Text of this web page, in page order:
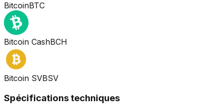
BitcoinBTC
Bitcoin CashBCH
Bitcoin SVBSV
Spécifications techniques